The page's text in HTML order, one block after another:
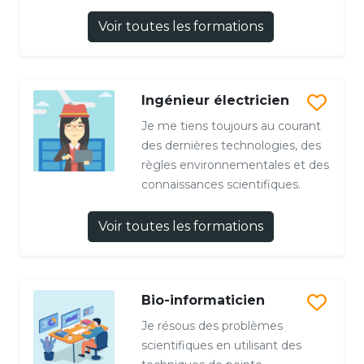
Voir toutes les formations
Ingénieur électricien
Je me tiens toujours au courant
des dernières technologies, des
règles environnementales et des
connaissances scientifiques.
Voir toutes les formations
Bio-informaticien
Je résous des problèmes
scientifiques en utilisant des